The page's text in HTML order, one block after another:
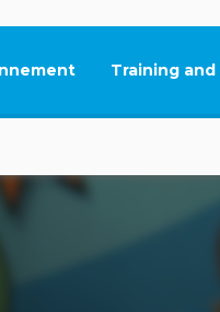
Training